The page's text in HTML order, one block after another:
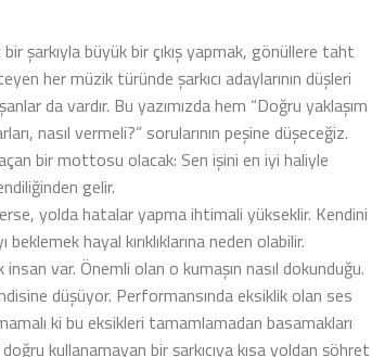
şarkıyla büyük bir çıkış yapmak, gönüllere taht
her müzik türünde şarkıcı adaylarının düşleri
da vardır. Bu yazımızda hem “Doğru yaklaşım
nasıl vermeli?” sorularının peşine düşeceğiz.
bir mottosu olacak: Sen işini en iyi haliyle
gelir.
yolda hatalar yapma ihtimali yükseklir. Kendini
hayal kırıklıklarına neden olabilir.
var. Önemli olan o kumaşın nasıl dokunduğu.
düşüyor. Performansında eksiklik olan ses
ki bu eksikleri tamamlamadan basamakları
kullanamayan bir şarkıcıya kısa yoldan şöhret